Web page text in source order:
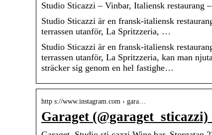
Studio Sticazzi – Vinbar, Italiensk restaurang
Studio Sticazzi är en fransk-italiensk
terrassen utanför, La Spritzzeria, …
Studio Sticazzi är en fransk-italiensk
terrassen utanför, La Spritzzeria, kan man
sträcker sig genom en hel fastighe…
http s://www.instagram.com › gara…
Garaget